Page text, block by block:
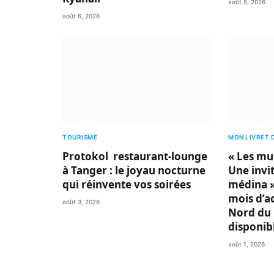
août 6, 2026
août 5, 2026
TOURISME
Protokol restaurant-lounge
à Tanger : le joyau nocturne
qui réinvente vos soirées
août 3, 2026
MON LIVRET
« Les
Une
médina
mois
Nord du
août 1, 2026